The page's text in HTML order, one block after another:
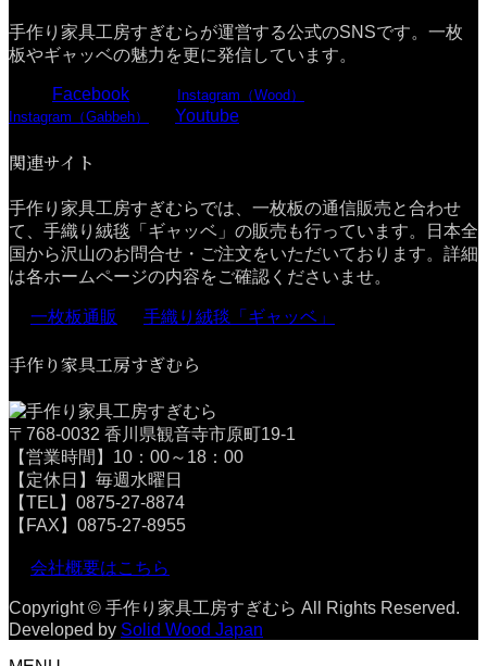
手作り家具工房すぎむらが運営する公式のSNSです。一枚
板やギャッベの魅力を更に発信しています。
Facebook
Instagram（Wood）
Instagram（Gabbeh）
Youtube
関連サイト
手作り家具工房すぎむらでは、一枚板の通信販売と合わせ
て、手織り絨毯「ギャッベ」の販売も行っています。日本全
国から沢山のお問合せ・ご注文をいただいております。詳細
は各ホームページの内容をご確認くださいませ。
一枚板通販 手織り絨毯「ギャッベ」
手作り家具工房すぎむら
〒768-0032 香川県観音寺市原町19-1
【営業時間】10：00～18：00
【定休日】毎週水曜日
【TEL】0875-27-8874
【FAX】0875-27-8955
会社概要はこちら
Copyright © 手作り家具工房すぎむら All Rights Reserved.
Developed by Solid Wood Japan